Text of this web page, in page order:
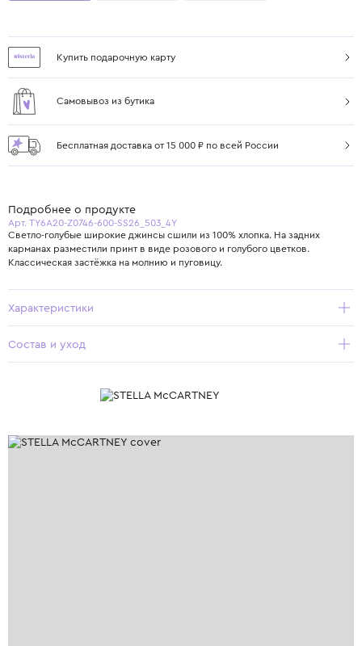
Купить подарочную карту
Самовывоз из бутика
Бесплатная доставка от 15 000 ₽ по всей России
Подробнее о продукте
Арт. TY6A20-Z0746-600-SS26_503_4Y
Светло-голубые широкие джинсы сшили из 100% хлопка. На задних
карманах разместили принт в виде розового и голубого цветков.
Классическая застёжка на молнию и пуговицу.
Характеристики
Состав и уход